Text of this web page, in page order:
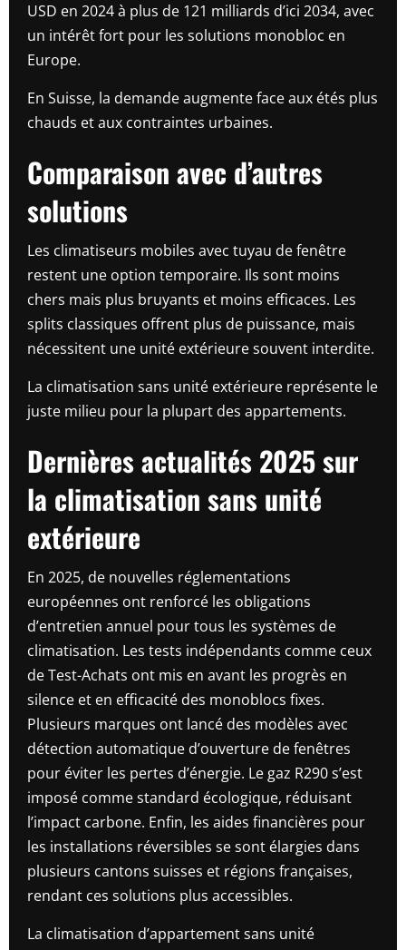
USD en 2024 à plus de 121 milliards d’ici 2034, avec
un intérêt fort pour les solutions monobloc en
Europe.
En Suisse, la demande augmente face aux étés plus
chauds et aux contraintes urbaines.
Comparaison avec d’autres
solutions
Les climatiseurs mobiles avec tuyau de fenêtre
restent une option temporaire. Ils sont moins
chers mais plus bruyants et moins efficaces. Les
splits classiques offrent plus de puissance, mais
nécessitent une unité extérieure souvent interdite.
La climatisation sans unité extérieure représente le
juste milieu pour la plupart des appartements.
Dernières actualités 2025 sur
la climatisation sans unité
extérieure
En 2025, de nouvelles réglementations
européennes ont renforcé les obligations
d’entretien annuel pour tous les systèmes de
climatisation. Les tests indépendants comme ceux
de Test-Achats ont mis en avant les progrès en
silence et en efficacité des monoblocs fixes.
Plusieurs marques ont lancé des modèles avec
détection automatique d’ouverture de fenêtres
pour éviter les pertes d’énergie. Le gaz R290 s’est
imposé comme standard écologique, réduisant
l’impact carbone. Enfin, les aides financières pour
les installations réversibles se sont élargies dans
plusieurs cantons suisses et régions françaises,
rendant ces solutions plus accessibles.
La climatisation d’appartement sans unité